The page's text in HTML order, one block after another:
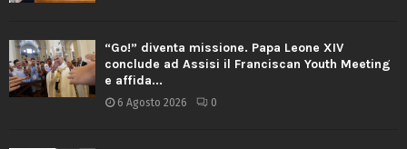
“Go!” diventa missione. Papa Leone XIV
conclude ad Assisi il Franciscan Youth Meeting
e affida...
6 Agosto 2026 0